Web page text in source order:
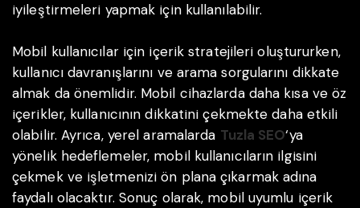
iyileştirmeleri yapmak için kullanılabilir.
Mobil kullanıcılar için içerik stratejileri oluştururken,
kullanıcı davranışlarını ve arama sorgularını dikkate
almak da önemlidir. Mobil cihazlarda daha kısa ve öz
içerikler, kullanıcının dikkatini çekmekte daha etkili
olabilir. Ayrıca, yerel aramalarda Tuzla SEO‘ya
yönelik hedeflemeler, mobil kullanıcıların ilgisini
çekmek ve işletmenizi ön plana çıkarmak adına
faydalı olacaktır. Sonuç olarak, mobil uyumlu içerik